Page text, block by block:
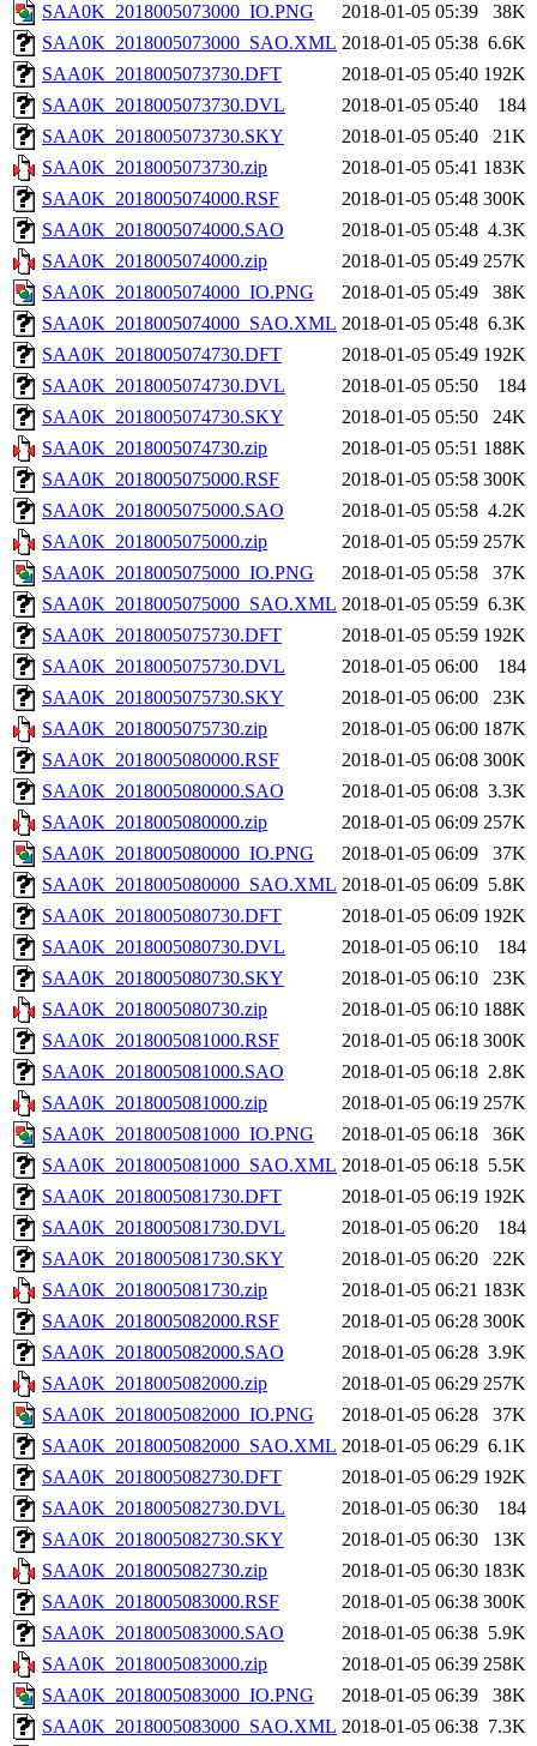
SAA0K_2018005073000_IO.PNG 2018-01-05 05:39
38K
SAA0K_2018005073000_SAO.XML 2018-01-05 05:38 6.6K
SAA0K_2018005073730.DFT
2018-01-05 05:40 192K
SAA0K_2018005073730.DVL
2018-01-05 05:40
184
SAA0K_2018005073730.SKY
2018-01-05 05:40
21K
SAA0K_2018005073730.zip
2018-01-05 05:41 183K
SAA0K_2018005074000.RSF
2018-01-05 05:48 300K
SAA0K_2018005074000.SAO
2018-01-05 05:48 4.3K
SAA0K_2018005074000.zip
2018-01-05 05:49 257K
SAA0K_2018005074000_IO.PNG
2018-01-05 05:49
38K
SAA0K_2018005074000_SAO.XML 2018-01-05 05:48 6.3K
SAA0K_2018005074730.DFT
2018-01-05 05:49 192K
SAA0K_2018005074730.DVL
2018-01-05 05:50
184
SAA0K_2018005074730.SKY
2018-01-05 05:50
24K
SAA0K_2018005074730.zip
2018-01-05 05:51 188K
SAA0K_2018005075000.RSF
2018-01-05 05:58 300K
SAA0K_2018005075000.SAO
2018-01-05 05:58 4.2K
SAA0K_2018005075000.zip
2018-01-05 05:59 257K
SAA0K_2018005075000_IO.PNG
2018-01-05 05:58
37K
SAA0K_2018005075000_SAO.XML 2018-01-05 05:59 6.3K
SAA0K_2018005075730.DFT
2018-01-05 05:59 192K
SAA0K_2018005075730.DVL
2018-01-05 06:00
184
SAA0K_2018005075730.SKY
2018-01-05 06:00
23K
SAA0K_2018005075730.zip
2018-01-05 06:00 187K
SAA0K_2018005080000.RSF
2018-01-05 06:08 300K
SAA0K_2018005080000.SAO
2018-01-05 06:08 3.3K
SAA0K_2018005080000.zip
2018-01-05 06:09 257K
SAA0K_2018005080000_IO.PNG
2018-01-05 06:09
37K
SAA0K_2018005080000_SAO.XML 2018-01-05 06:09 5.8K
SAA0K_2018005080730.DFT
2018-01-05 06:09 192K
SAA0K_2018005080730.DVL
2018-01-05 06:10
184
SAA0K_2018005080730.SKY
2018-01-05 06:10
23K
SAA0K_2018005080730.zip
2018-01-05 06:10 188K
SAA0K_2018005081000.RSF
2018-01-05 06:18 300K
SAA0K_2018005081000.SAO
2018-01-05 06:18 2.8K
SAA0K_2018005081000.zip
2018-01-05 06:19 257K
SAA0K_2018005081000_IO.PNG
2018-01-05 06:18
36K
SAA0K_2018005081000_SAO.XML 2018-01-05 06:18 5.5K
SAA0K_2018005081730.DFT
2018-01-05 06:19 192K
SAA0K_2018005081730.DVL
2018-01-05 06:20
184
SAA0K_2018005081730.SKY
2018-01-05 06:20
22K
SAA0K_2018005081730.zip
2018-01-05 06:21 183K
SAA0K_2018005082000.RSF
2018-01-05 06:28 300K
SAA0K_2018005082000.SAO
2018-01-05 06:28 3.9K
SAA0K_2018005082000.zip
2018-01-05 06:29 257K
SAA0K_2018005082000_IO.PNG
2018-01-05 06:28
37K
SAA0K_2018005082000_SAO.XML 2018-01-05 06:29 6.1K
SAA0K_2018005082730.DFT
2018-01-05 06:29 192K
SAA0K_2018005082730.DVL
2018-01-05 06:30
184
SAA0K_2018005082730.SKY
2018-01-05 06:30
13K
SAA0K_2018005082730.zip
2018-01-05 06:30 183K
SAA0K_2018005083000.RSF
2018-01-05 06:38 300K
SAA0K_2018005083000.SAO
2018-01-05 06:38 5.9K
SAA0K_2018005083000.zip
2018-01-05 06:39 258K
SAA0K_2018005083000_IO.PNG
2018-01-05 06:39
38K
SAA0K_2018005083000_SAO.XML 2018-01-05 06:38 7.3K